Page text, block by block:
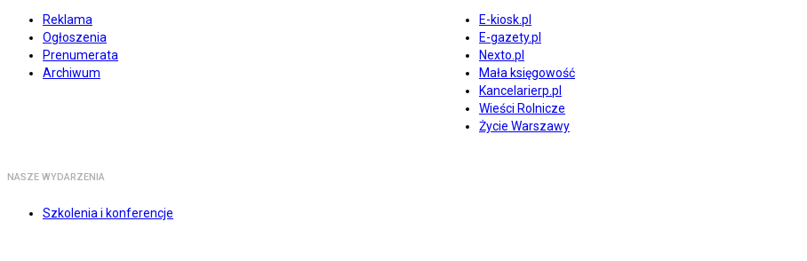
Reklama
Ogłoszenia
Prenumerata
Archiwum
E-kiosk.pl
E-gazety.pl
Nexto.pl
Mała księgowość
Kancelarierp.pl
Wieści Rolnicze
Życie Warszawy
NASZE WYDARZENIA
Szkolenia i konferencje